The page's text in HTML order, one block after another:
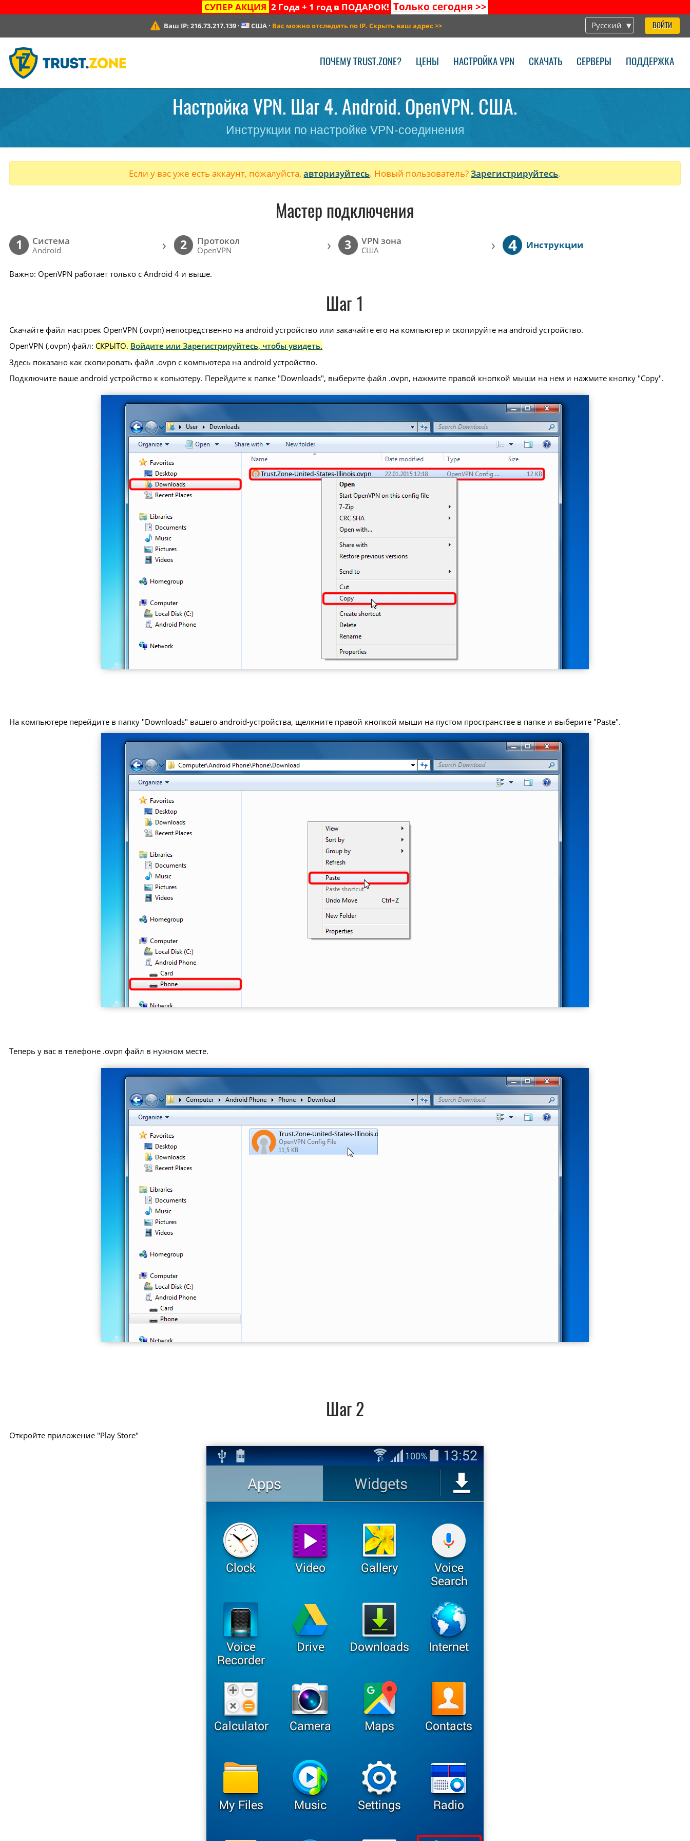
СУПЕР АКЦИЯ 2 Года + 1 год в ПОДАРОК! Только сегодня >>
Русский ВОЙТИ
Ваш IP:216.73.217.139 · США· Вас можно отследить по IP. Скрыть ваш адрес >>
ПОЧЕМУ TRUST.ZONE? ЦЕНЫ НАСТРОЙКА VPN СКАЧАТЬ СЕРВЕРЫ ПОДДЕРЖКА
Настройка VPN. Шаг 4. Android. OpenVPN. США.
Инструкции по настройке VPN-соединения
Если у вас уже есть аккаунт, пожалуйста,авторизуйтесь. Новый пользователь?Зарегистрируйтесь.
Мастер подключения
1 Cистема
Android › 2 Протокол
OpenVPN › 3 VPN зона
США › 4 Инструкции
Важно: OpenVPN работает только с Android 4 и выше.
Шаг 1
Скачайте файл настроек OpenVPN (.ovpn) непосредственно на android устройство или закачайте его на компьютер и скопируйте на android устройство.
OpenVPN (.ovpn) файл: СКРЫТО. Войдите или Зарегистрируйтесь, чтобы увидеть.
Здесь показано как скопировать файл .ovpn с компьютера на android устройство.
Подключите ваше android устройство к копьютеру. Перейдите к папке "Downloads", выберите файл .ovpn, нажмите правой кнопкой мыши на нем и нажмите кнопку "Copy".
Trust.Zone-United-States-Illinois.ovpn
На компьютере перейдите в папку "Downloads" вашего android-устройства, щелкните правой кнопкой мыши на пустом пространстве в папке и выберите "Paste".
Теперь у вас в телефоне .ovpn файл в нужном месте.
Trust.Zone-United-States-Illinois.ovpn
Шаг 2
Откройте приложение "Play Store"